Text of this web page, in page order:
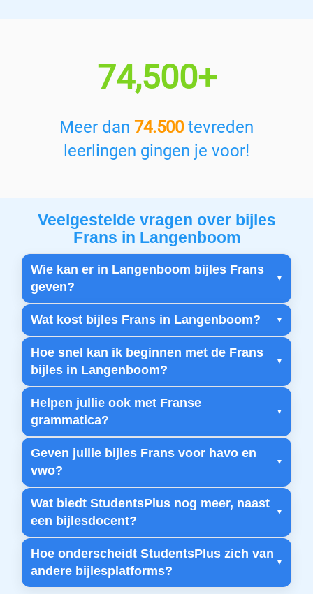
74,500+
Meer dan 74.500tevreden
leerlingen gingen je voor!
Veelgestelde vragen over bijles
Frans in Langenboom
Wie kan er in Langenboom bijles Frans
geven?
Wat kost bijles Frans in Langenboom?
Hoe snel kan ik beginnen met de Frans
bijles in Langenboom?
Helpen jullie ook met Franse
grammatica?
Geven jullie bijles Frans voor havo en
vwo?
Wat biedt StudentsPlus nog meer, naast
een bijlesdocent?
Hoe onderscheidt StudentsPlus zich van
andere bijlesplatforms?